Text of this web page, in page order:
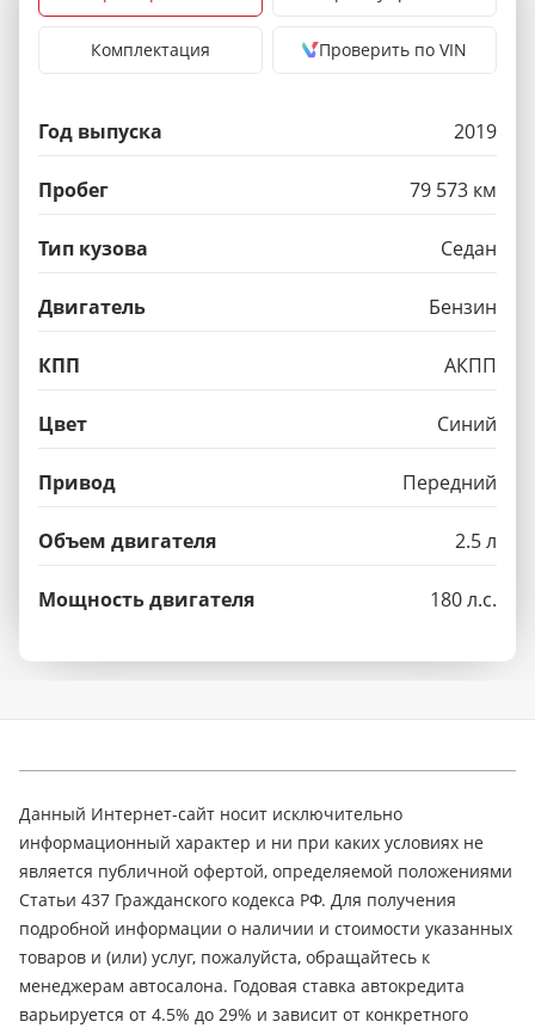
Комплектация Проверить по VIN
Год выпуска 2019
Пробег 79 573 км
Тип кузова Седан
Двигатель Бензин
КПП АКПП
Цвет Синий
Привод Передний
Объем двигателя 2.5 л
Мощность двигателя 180 л.с.
Данный Интернет-сайт носит исключительно
информационный характер и ни при каких условиях не
является публичной офертой, определяемой положениями
Статьи 437 Гражданского кодекса РФ. Для получения
подробной информации о наличии и стоимости указанных
товаров и (или) услуг, пожалуйста, обращайтесь к
менеджерам автосалона. Годовая ставка автокредита
варьируется от 4.5% до 29% и зависит от конкретного